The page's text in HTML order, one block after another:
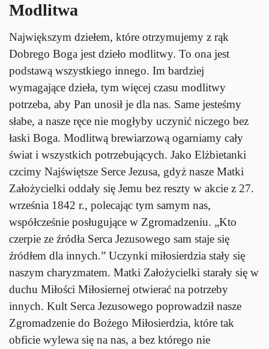
Modlitwa
Największym dziełem, które otrzymujemy z rąk
Dobrego Boga jest dzieło modlitwy. To ona jest
podstawą wszystkiego innego. Im bardziej
wymagające dzieła, tym więcej czasu modlitwy
potrzeba, aby Pan unosił je dla nas. Same jesteśmy
słabe, a nasze ręce nie mogłyby uczynić niczego bez
łaski Boga. Modlitwą brewiarzową ogarniamy cały
świat i wszystkich potrzebujących. Jako Elżbietanki
czcimy Najświętsze Serce Jezusa, gdyż nasze Matki
Założycielki oddały się Jemu bez reszty w akcie z 27.
września 1842 r., polecając tym samym nas,
współcześnie posługujące w Zgromadzeniu. „Kto
czerpie ze źródła Serca Jezusowego sam staje się
źródłem dla innych.” Uczynki miłosierdzia stały się
naszym charyzmatem. Matki Założycielki starały się w
duchu Miłości Miłosiernej otwierać na potrzeby
innych. Kult Serca Jezusowego poprowadził nasze
Zgromadzenie do Bożego Miłosierdzia, które tak
obficie wylewa się na nas, a bez którego nie